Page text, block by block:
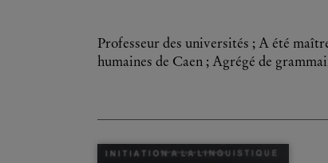
Professeur des universités ; A été
humaines de Caen ; Agrégé de